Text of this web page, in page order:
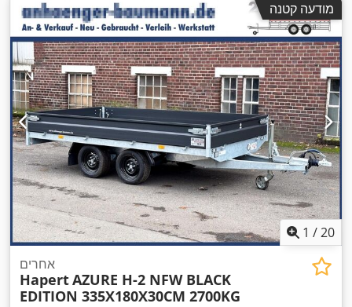
רוחב עבודה:1,860 מ"מ , מודעה קטנה
1 /20
אחרים
HapertAZURE H-2 NFW BLACK
EDITION 335X180X30CM 2700KG